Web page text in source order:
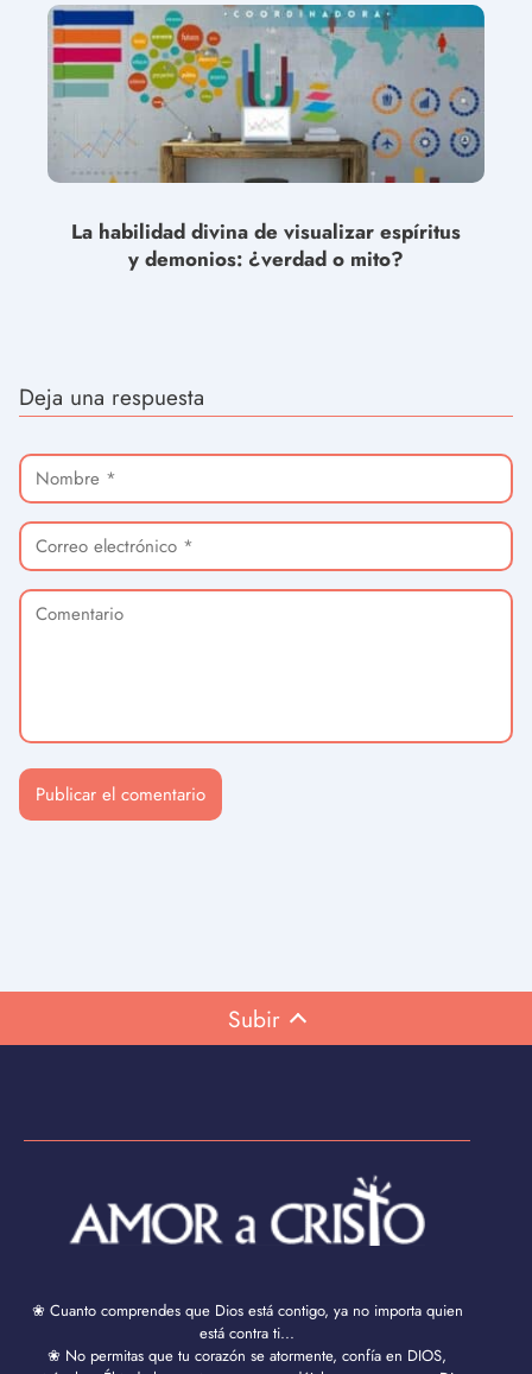
La habilidad divina de visualizar espíritus
y demonios: ¿verdad o mito?
Deja una respuesta
Subir
❀ Cuanto comprendes que Dios está contigo, ya no importa quien
está contra ti...
❀ No permitas que tu corazón se atormente, confía en DIOS,